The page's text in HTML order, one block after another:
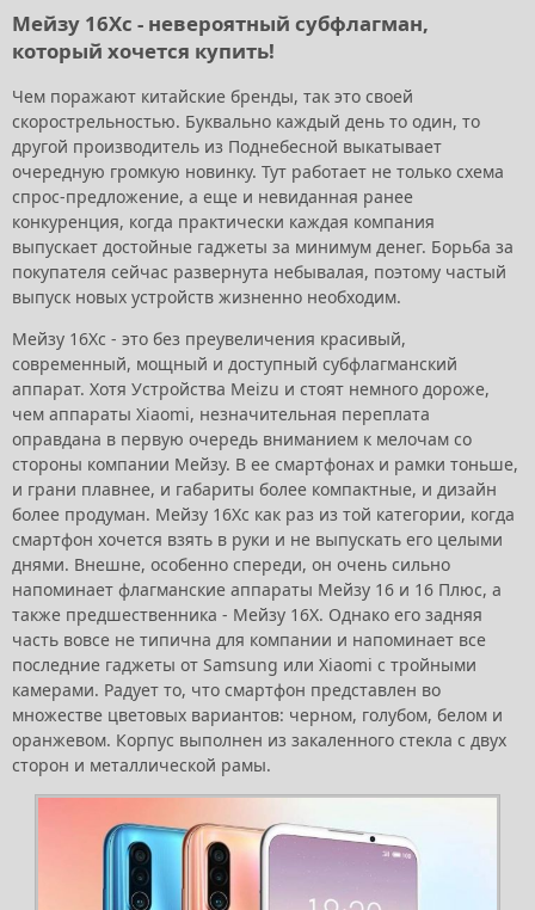
Мейзу 16Хс - невероятный субфлагман,
который хочется купить!
Чем поражают китайские бренды, так это своей
скорострельностью. Буквально каждый день то один, то
другой производитель из Поднебесной выкатывает
очередную громкую новинку. Тут работает не только схема
спрос-предложение, а еще и невиданная ранее
конкуренция, когда практически каждая компания
выпускает достойные гаджеты за минимум денег. Борьба за
покупателя сейчас развернута небывалая, поэтому частый
выпуск новых устройств жизненно необходим.
Мейзу 16Хс - это без преувеличения красивый,
современный, мощный и доступный субфлагманский
аппарат. Хотя Устройства Meizu и стоят немного дороже,
чем аппараты Xiaomi, незначительная переплата
оправдана в первую очередь вниманием к мелочам со
стороны компании Мейзу. В ее смартфонах и рамки тоньше,
и грани плавнее, и габариты более компактные, и дизайн
более продуман. Мейзу 16Хс как раз из той категории, когда
смартфон хочется взять в руки и не выпускать его целыми
днями. Внешне, особенно спереди, он очень сильно
напоминает флагманские аппараты Мейзу 16 и 16 Плюс, а
также предшественника - Мейзу 16Х. Однако его задняя
часть вовсе не типична для компании и напоминает все
последние гаджеты от Samsung или Xiaomi с тройными
камерами. Радует то, что смартфон представлен во
множестве цветовых вариантов: черном, голубом, белом и
оранжевом. Корпус выполнен из закаленного стекла с двух
сторон и металлической рамы.